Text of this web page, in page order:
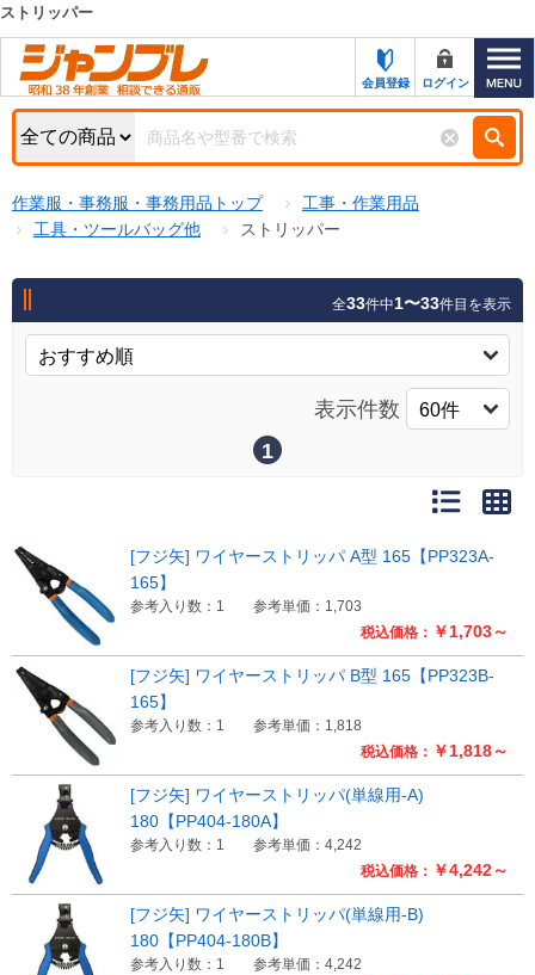
カテゴリー一覧
お知らせ
特集・キャンペーン一覧
初めての方へ
メーカーカタログ一覧
カタログ請求（無料）
試着サンプル無料貸し出し
クイックオーダー
（注文番号からご注文）
キーワード検索
検索条件
商品ステータスで絞る
販売価格(税抜き)で絞る
円まで
ストリッパー
会員登録 ログイン
作業服・事務服・事務用品トップ
工事・作業用品
工具・ツールバッグ他
ストリッパー
全33件中1〜33件目を表示
表示件数
1
税込価格： ￥1,703～
[フジ矢] ワイヤーストリッパ A型 165【PP323A-
165】
参考入り数：1 参考単価：1,703
税込価格： ￥1,818～
[フジ矢] ワイヤーストリッパ B型 165【PP323B-
165】
参考入り数：1 参考単価：1,818
税込価格： ￥4,242～
[フジ矢] ワイヤーストリッパ(単線用-A)
180【PP404-180A】
参考入り数：1 参考単価：4,242
[フジ矢] ワイヤーストリッパ(単線用-B)
180【PP404-180B】
参考入り数：1 参考単価：4,242